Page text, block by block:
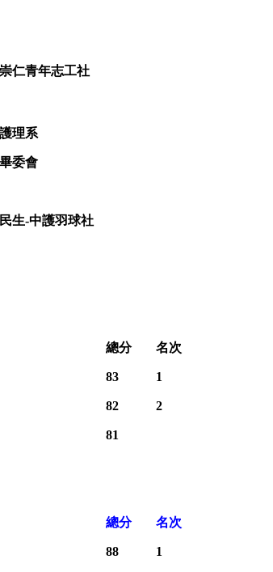
崇仁青年志工社
護理系
畢委會
民生-中護羽球社
總分 名次
83 1
82 2
81
總分 名次
88 1